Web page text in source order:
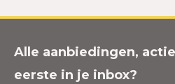
Alle aanbiedingen,
eerste in je inbox?